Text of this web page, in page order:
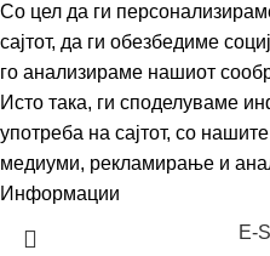
Со цел да ги
сајтот, да ги обезбедиме
го анализираме нашиот
Исто така, ги споделуваме
употреба на сајтот, со
медиуми, рекламирање и
Информации
Е-